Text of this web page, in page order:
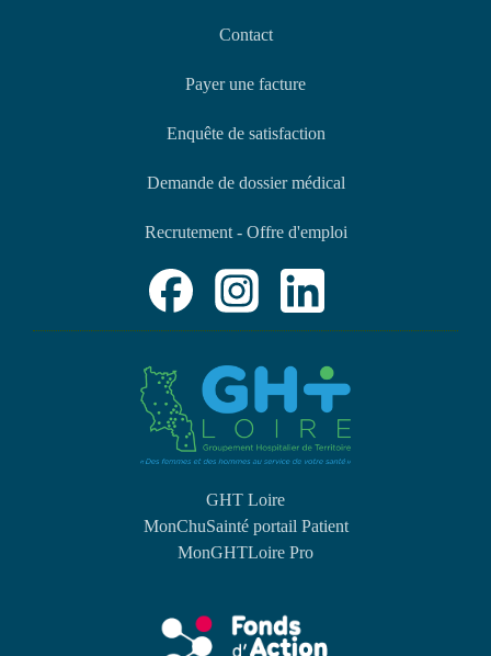
Contact
Payer une facture
Enquête de satisfaction
Demande de dossier médical
Recrutement - Offre d'emploi
GHT Loire
MonChuSainté portail Patient
MonGHTLoire Pro